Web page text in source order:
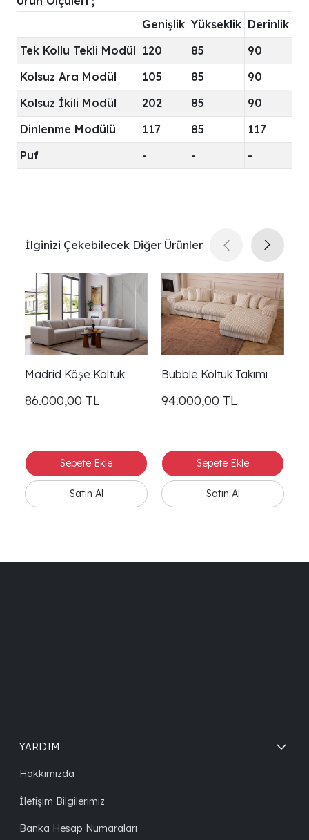
Genişlik Yükseklik Derinlik
Tek Kollu Tekli Modül 120 85
90
Kolsuz Ara Modül
105 85
90
Kolsuz İkili Modül
202 85
90
Dinlenme Modülü
117 85
117
Puf
- - -
İlginizi Çekebilecek Diğer Ürünler
Madrid Köşe Koltuk
86.000,00 TL
Bubble Koltuk Takımı
94.000,00 TL
YARDIM
Hakkımızda
İletişim Bilgilerimiz
Banka Hesap Numaraları